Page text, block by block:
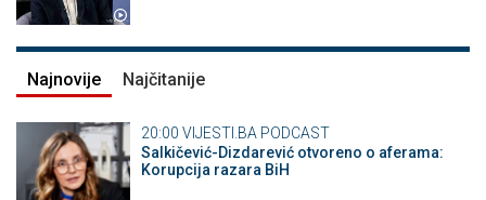
Najnovije Najčitanije
20:00 VIJESTI.BA PODCAST
Salkičević-Dizdarević otvoreno o aferama:
Korupcija razara BiH